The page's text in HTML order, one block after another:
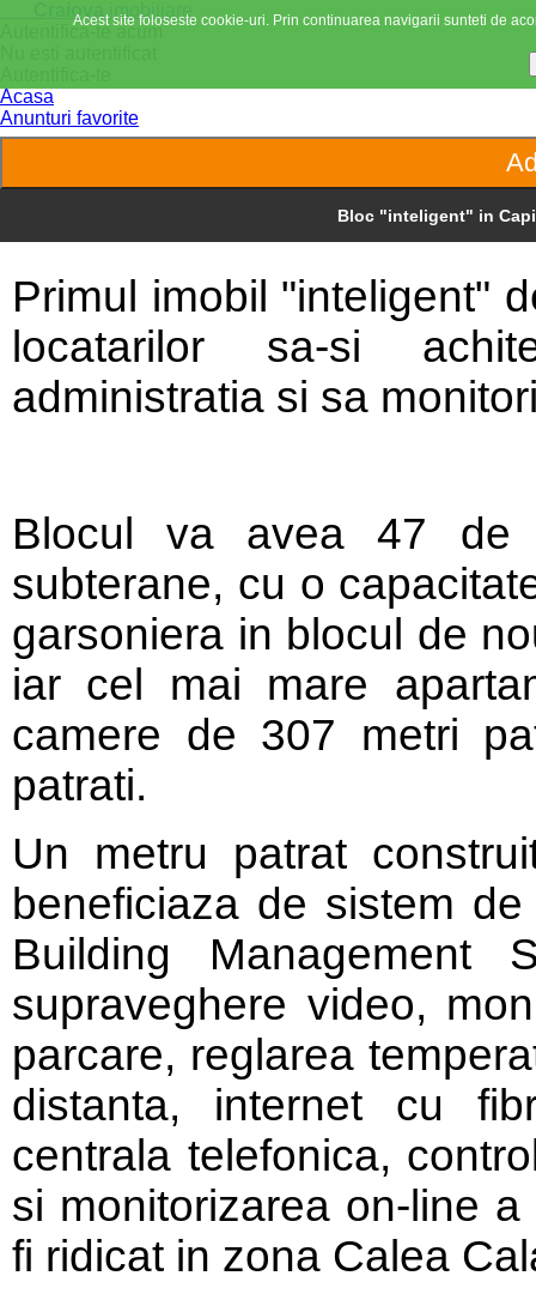
Craiova
imobiliare
Autentifica-te acum
Acasa
Anunturi favorite
Bloc "inteligent" in
Primul imobil "inteligent"
locatarilor sa-si
administratia si sa
Blocul va avea 47 de
subterane, cu o
garsoniera in blocul de
iar cel mai mare
camere de 307 metri
patrati.
Un metru patrat
beneficiaza de sistem
Building Management
supraveghere video,
parcare, reglarea
distanta, internet cu
centrala telefonica,
si monitorizarea on-line
fi ridicat in zona Calea
Acest site foloseste cookie-uri. Prin continuarea navigarii sunteti de